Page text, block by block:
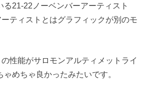
る21-22ノーベンバーアーティスト
ティストとはグラフィックが別のモ
性能がサロモンアルティメットライ
ゃめちゃ良かったみたいです。